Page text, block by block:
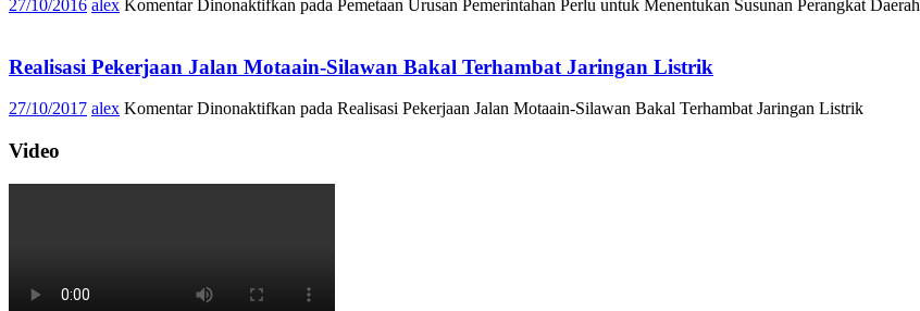
27/10/2016 alex Komentar Dinonaktifkan pada Pemetaan Urusan Pemerintahan Perlu untuk Menentukan Susunan Perangkat Daerah
Realisasi Pekerjaan Jalan Motaain-Silawan Bakal Terhambat Jaringan Listrik
27/10/2017 alex Komentar Dinonaktifkan pada Realisasi Pekerjaan Jalan Motaain-Silawan Bakal Terhambat Jaringan Listrik
Video